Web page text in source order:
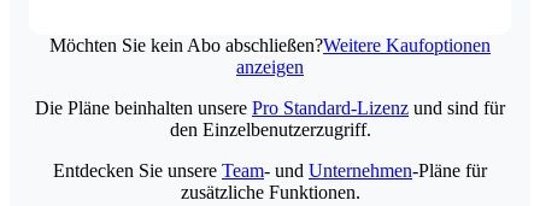
Möchten Sie kein Abo abschließen?Weitere Kaufoptionen
anzeigen
Die Pläne beinhalten unsere Pro Standard-Lizenz und sind für
den Einzelbenutzerzugriff.
Entdecken Sie unsere Team- und Unternehmen-Pläne für
zusätzliche Funktionen.